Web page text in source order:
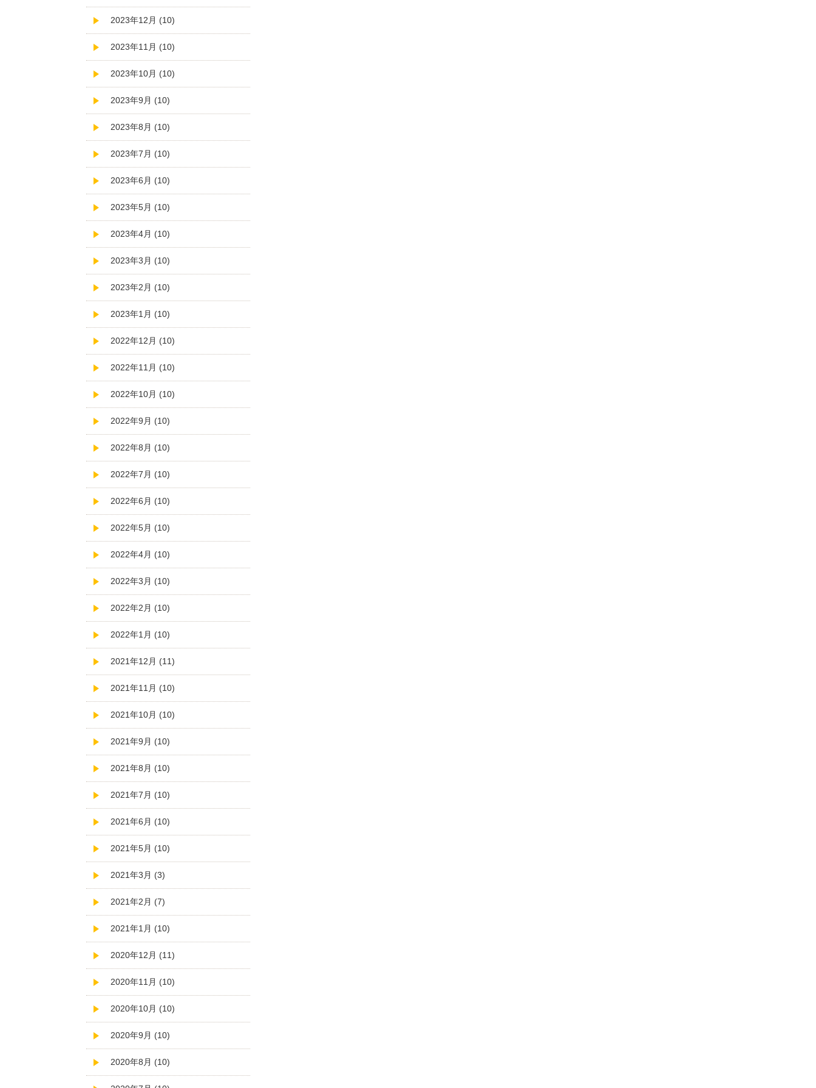
2023年12月 (10)
2023年11月 (10)
2023年10月 (10)
2023年9月 (10)
2023年8月 (10)
2023年7月 (10)
2023年6月 (10)
2023年5月 (10)
2023年4月 (10)
2023年3月 (10)
2023年2月 (10)
2023年1月 (10)
2022年12月 (10)
2022年11月 (10)
2022年10月 (10)
2022年9月 (10)
2022年8月 (10)
2022年7月 (10)
2022年6月 (10)
2022年5月 (10)
2022年4月 (10)
2022年3月 (10)
2022年2月 (10)
2022年1月 (10)
2021年12月 (11)
2021年11月 (10)
2021年10月 (10)
2021年9月 (10)
2021年8月 (10)
2021年7月 (10)
2021年6月 (10)
2021年5月 (10)
2021年3月 (3)
2021年2月 (7)
2021年1月 (10)
2020年12月 (11)
2020年11月 (10)
2020年10月 (10)
2020年9月 (10)
2020年8月 (10)